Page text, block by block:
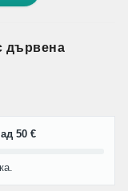
дървена
50 €